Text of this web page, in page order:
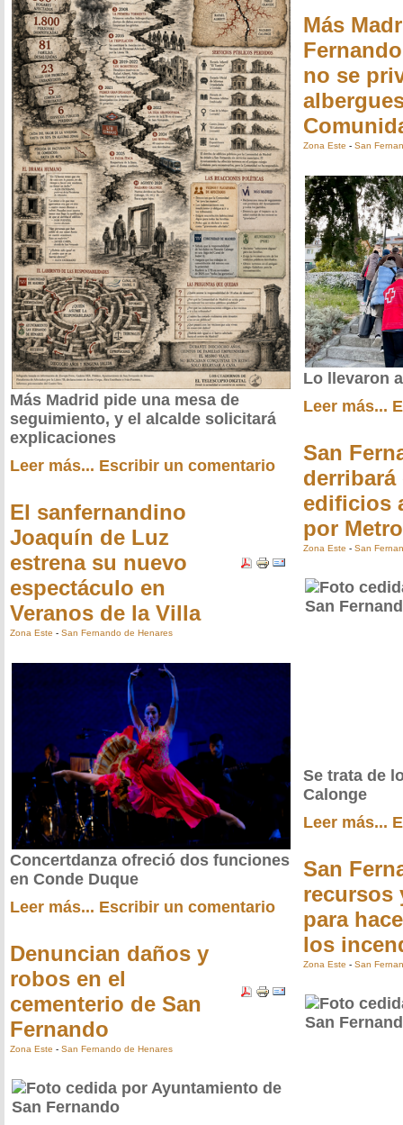
Más Madrid pide una mesa de
seguimiento, y el alcalde solicitará
explicaciones
Leer más... Escribir un comentario
El sanfernandino
Joaquín de Luz
estrena su nuevo
espectáculo en
Veranos de la Villa
Zona Este - San Fernando de Henares
Concertdanza ofreció dos funciones
en Conde Duque
Leer más... Escribir un comentario
Denuncian daños y
robos en el
cementerio de San
Fernando
Zona Este - San Fernando de Henares
Más
no se
Zona Este - San
Lo llevaron
Leer más...
San
edificios
por
Zona Este - San
Se trata de
Calonge
Leer más...
San
recursos
para
los
Zona Este - San